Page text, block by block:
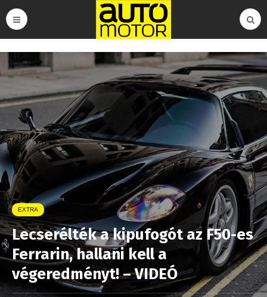
EXTRA
Lecserélték a kipufogót az F50-es
Ferrarin, hallani kell a
végeredményt! – VIDEÓ